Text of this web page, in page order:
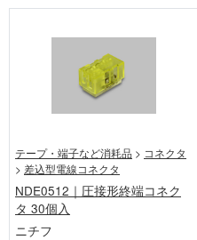
テープ・端子など消耗品 > コネクタ
> 差込型電線コネクタ
NDE0512｜圧接形終端コネク
タ 30個入
ニチフ